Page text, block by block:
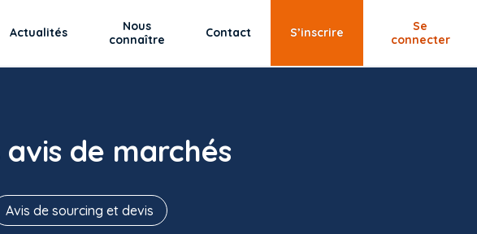
Actualités
Nous
connaître
Contact S’inscrire
Se
connecter
avis de marchés
Avis de sourcing et devis